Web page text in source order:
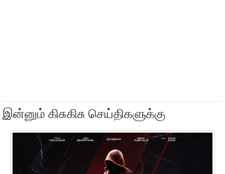
இன்னும் கிசுகிசு செய்திகளுக்கு